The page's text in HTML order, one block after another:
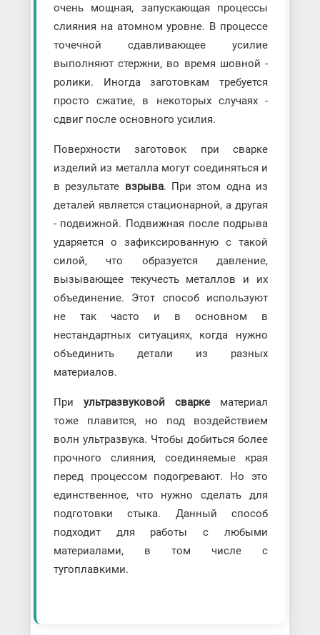
очень мощная, запускающая процессы
слияния на атомном уровне. В процессе
точечной сдавливающее усилие
выполняют стержни, во время шовной -
ролики. Иногда заготовкам требуется
просто сжатие, в некоторых случаях -
сдвиг после основного усилия.
Поверхности заготовок при сварке
изделий из металла могут соединяться и
в результате взрыва. При этом одна из
деталей является стационарной, а другая
- подвижной. Подвижная после подрыва
ударяется о зафиксированную с такой
силой, что образуется давление,
вызывающее текучесть металлов и их
объединение. Этот способ используют
не так часто и в основном в
нестандартных ситуациях, когда нужно
объединить детали из разных
материалов.
При ультразвуковой сварке материал
тоже плавится, но под воздействием
волн ультразвука. Чтобы добиться более
прочного слияния, соединяемые края
перед процессом подогревают. Но это
единственное, что нужно сделать для
подготовки стыка. Данный способ
подходит для работы с любыми
материалами, в том числе с
тугоплавкими.